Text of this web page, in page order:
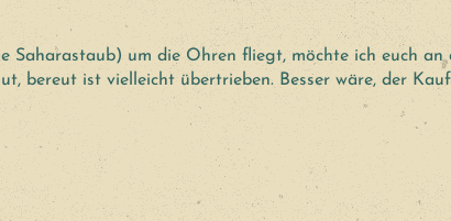
Saharastaub) um die Ohren fliegt, möchte ich euch
bereut ist vielleicht übertrieben. Besser wäre, der